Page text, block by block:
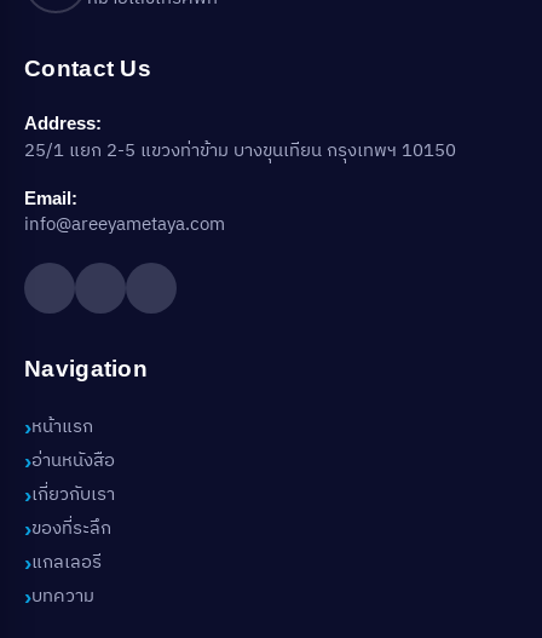
Contact Us
Address:
25/1 แยก 2-5 แขวงท่าข้าม บางขุนเทียน กรุงเทพฯ 10150
Email:
info@areeyametaya.com
Navigation
หน้าแรก
อ่านหนังสือ
เกี่ยวกับเรา
ของที่ระลึก
แกลเลอรี
บทความ